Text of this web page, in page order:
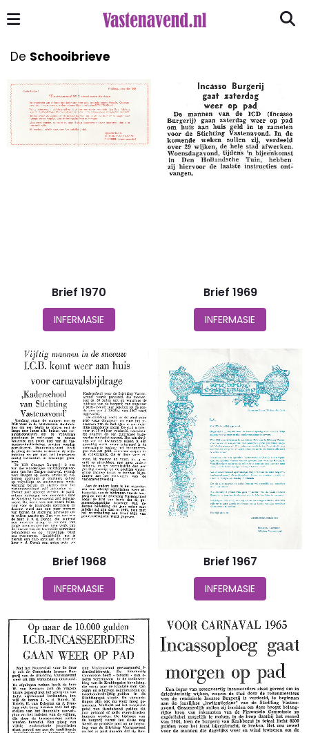
De Schooibrieve
Brief 1970
INFERMASIE
Brief 1969
INFERMASIE
Brief 1968
INFERMASIE
Brief 1967
INFERMASIE